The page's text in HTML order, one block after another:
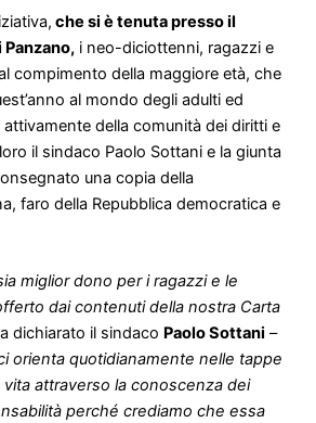
che si è tenuta presso il
Panzano, i neo-diciottenni, ragazzi e
compimento della maggiore età, che
al mondo degli adulti ed
della comunità dei diritti e
il sindaco Paolo Sottani e la giunta
una copia della
faro della Repubblica democratica e
miglior dono per i ragazzi e le
dai contenuti della nostra Carta
dichiarato il sindaco Paolo Sottani –
orienta quotidianamente nelle tappe
attraverso la conoscenza dei
perché crediamo che essa